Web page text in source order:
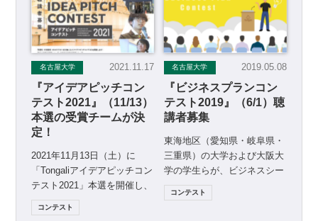
名古屋大学 2021.11.17
『アイデアピッチコン
テスト2021』（11/13）
本選の受賞チームが決
定！
2021年11月13日（土）に
「Tongaliアイデアピッチコン
テスト2021」本選を開催し、
過去最多の57チーム（15大
学）のエ […]
コンテスト
名古屋大学 2019.05.08
『ビジネスプランコン
テスト2019』（6/1）聴
講者募集
東海地区（愛知県・岐阜県・
三重県）の大学および大阪大
学の学生らが、ビジネスシー
ズやアイデアをもととした起
業プランを出し合う『ビジネ
コンテスト